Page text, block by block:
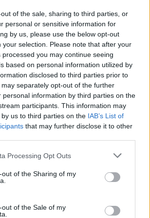
of the sale, sharing to third parties, or
personal or sensitive information for
by us, please use the below opt-out
your selection. Please note that after your
you may continue seeing
based on personal information utilized by
disclosed to third parties prior to
separately opt-out of the further
personal information by third parties on the
participants. This information may
us to third parties on the IAB’s List of
that may further disclose it to other
Processing Opt Outs
out of the Sharing of my
out of the Sale of my
von „Morlock Motors“ in
warten Hunderte
Fahrzeuge der
Streitkräfte auf
neuen...
Steel Buddies -
Geschäfte
Liebe der Rechtsanwältin Eri
Anhand eines alten
ihrer Eltern stellt Ran
dass der Jahrestag ihrer
Verabredung ansteht. Zur
des Tages bringt sie ihrer
einen Blumenstrauß in die
Doch Eri ist davon wenig
Als sie einen Anruf
und zu einem geheimen
aufbricht,...
Detektiv
...
Piece
5 Min.
gegen Sturmflut! - Hakuba
Dellinger Während Gladius
seinen Teufelskräften beginnt,
von Dress Rosa in die Luft zu
legt sich Cavendish mit
an. Als sich dem
auch noch Dellinger
wird es eng für die
Doch dann
Hakuba...
One
...
15 Staffel: 10
0 Min.
Zahn muss raus! Hawkeye hat
mit Major Weems zu
an der Front was taugen.
schlimme
doch der Major
24 Staffel: 4
Zahnschmerzen. Da hilft nur
eine Wurzelbehandlung,
ehemalige Babysitterin
früher Feuer und Flamme für